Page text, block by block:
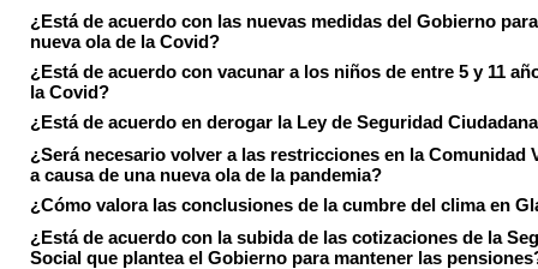
¿Está de acuerdo con las nuevas medidas del Gobierno
nueva ola de la Covid?
¿Está de acuerdo con vacunar a los niños de entre 5 y 11
la Covid?
¿Está de acuerdo en derogar la Ley de Seguridad
¿Será necesario volver a las restricciones en la Comunidad
a causa de una nueva ola de la pandemia?
¿Cómo valora las conclusiones de la cumbre del clima en
¿Está de acuerdo con la subida de las cotizaciones de la
Social que plantea el Gobierno para mantener las